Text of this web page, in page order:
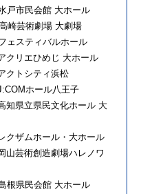
会館 大ホール
術劇場 大劇場
ィバルホール
ひめじ 大ホール
シティ浜松
ホール八王子
県民文化ホール 大
ホール・大ホール
創造劇場ハレノワ
会館 大ホール